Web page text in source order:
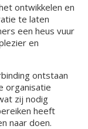
ontwikkelen en
te laten
een heus vuur
en
ontstaan
organisatie
zij nodig
heeft
naar doen.